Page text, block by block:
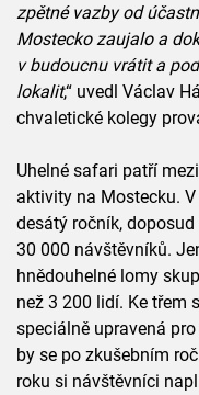
zpětné vazby od
Mostecko zaujalo a
v budoucnu vrátit a
lokalit,“ uvedl Václav
chvaletické kolegy
Uhelné safari patří
aktivity na Mostecku.
desátý ročník,
30 000 návštěvníků.
hnědouhelné lomy
než 3 200 lidí. Ke třem
speciálně upravená pro
by se po zkušebním
roku si návštěvníci